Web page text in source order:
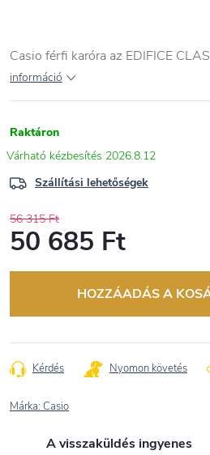
Casio férfi karóra az EDIFICE
információ
Raktáron
2026.8.12
Szállítási lehetőségek
56 315 Ft
50 685 Ft
HOZZÁADÁS A
Kérdés Nyomon követés
Márka: Casio
A visszaküldés ingyenes